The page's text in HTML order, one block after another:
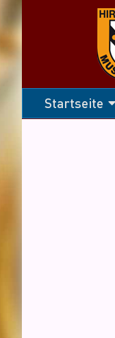
Navigation
überspringen
Startseite